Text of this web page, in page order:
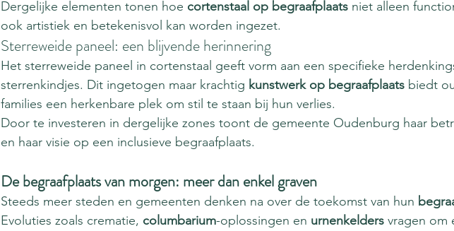
Dergelijke elementen tonen hoe cortenstaal op begraafplaats niet alleen
ook artistiek en betekenisvol kan worden ingezet.
Sterreweide paneel: een blijvende herinnering
Het sterreweide paneel in cortenstaal geeft vorm aan een specifieke
sterrenkindjes. Dit ingetogen maar krachtig kunstwerk op begraafplaats biedt
families een herkenbare plek om stil te staan bij hun verlies.
Door te investeren in dergelijke zones toont de gemeente Oudenburg haar
en haar visie op een inclusieve begraafplaats.
De begraafplaats van morgen: meer dan enkel graven
Steeds meer steden en gemeenten denken na over de toekomst van hun
Evoluties zoals crematie, columbarium-oplossingen en urnenkelders vragen om